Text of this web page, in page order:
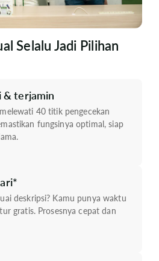
Selalu Jadi Pilihan
& terjamin
40 titik pengecekan
fungsinya optimal, siap
deskripsi? Kamu punya waktu
gratis. Prosesnya cepat dan